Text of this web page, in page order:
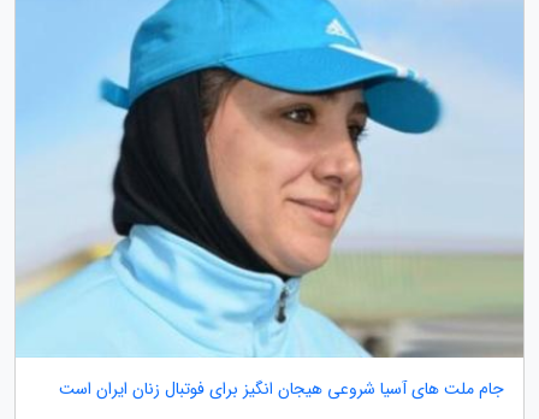
جام ملت های آسیا شروعی هیجان انگیز برای فوتبال زنان ایران است